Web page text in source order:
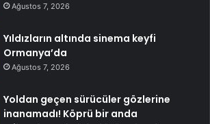
Ağustos 7, 2026
Yıldızların altında sinema keyfi
Ormanya’da
Ağustos 7, 2026
Yoldan geçen sürücüler gözlerine
inanamadı! Köprü bir anda